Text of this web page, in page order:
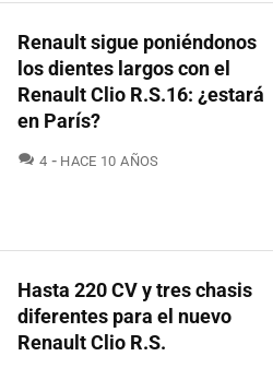
Renault sigue poniéndonos
los dientes largos con el
Renault Clio R.S.16: ¿estará
en París?
4 COMENTARIOS
HACE 10 AÑOS
Hasta 220 CV y tres chasis
diferentes para el nuevo
Renault Clio R.S.